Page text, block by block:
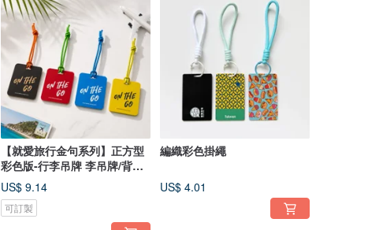
【就愛旅行金句系列】正方型
彩色版-行李吊牌 李吊牌/背包
吊牌
US$ 9.14
可訂製
編織彩色掛繩
US$ 4.01